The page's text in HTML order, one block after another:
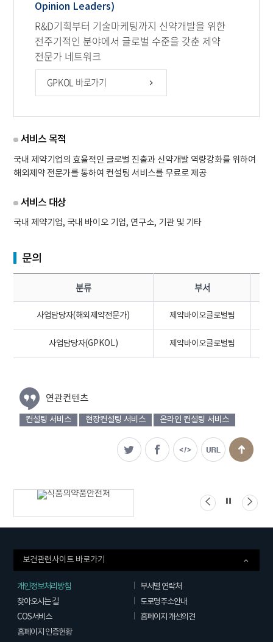
Opinion Leaders)
R&D기획부터 기술마케팅까지 신약개발을 위한
전주기적인 분야에서 글로벌 수준을 갖춘 제약
전문가 네트워크
GPKOL 바로가기
서비스 목적
국내 제약기업의 효율적인 글로벌 진출과 신약개발 역량강화를 위하여
해외제약 전문가를 통하여 컨설팅 서비스를 무료로 제공
서비스 대상
국내 제약기업, 국내 바이오 기업, 연구소, 기관 및 기타
문의
분류 부서
사업담당자(해외제약전문가) 제약바이오글로벌팀
사업담당자(GPKOL) 제약바이오글로벌팀
연관컨텐츠
컨설팅 서비스 현장컨설팅 서비스 온라인 컨설팅 서비스
관련기관
배너모음
배너
배너 배너
보건관련사이트 바로가기
개인정보처리방침
부서별 연락처
찾아오시는 길
도로명주소안내
COS서비스
홈페이지 개선의견
홈페이지 인증현황